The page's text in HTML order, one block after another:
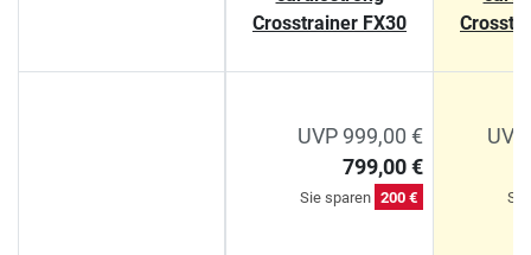
Crosstrainer FX30
UVP 999,00 €
799,00 €
Sie sparen 200 €